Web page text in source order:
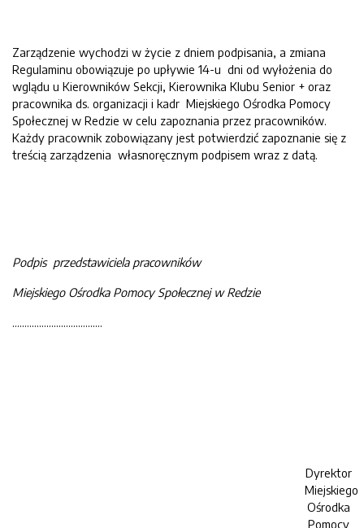
Zarządzenie wychodzi w życie z dniem podpisania, a zmiana
Regulaminu obowiązuje po upływie 14-u dni od wyłożenia do
wglądu u Kierowników Sekcji, Kierownika Klubu Senior + oraz
pracownika ds. organizacji i kadr Miejskiego Ośrodka Pomocy
Społecznej w Redzie w celu zapoznania przez pracowników.
Każdy pracownik zobowiązany jest potwierdzić zapoznanie się z
treścią zarządzenia własnoręcznym podpisem wraz z datą.
Podpis przedstawiciela pracowników
Miejskiego Ośrodka Pomocy Społecznej w Redzie
……………………………….
Dyrektor
Miejskiego
Ośrodka
Pomocy